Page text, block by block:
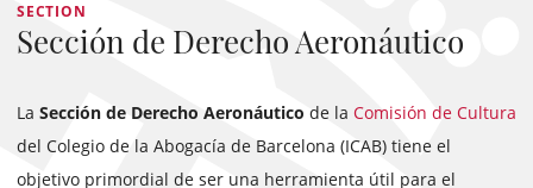
SECTION
Sección de Derecho Aeronáutico
La Sección de Derecho Aeronáutico de la Comisión de Cultura
del Colegio de la Abogacía de Barcelona (ICAB) tiene el
objetivo primordial de ser una herramienta útil para el